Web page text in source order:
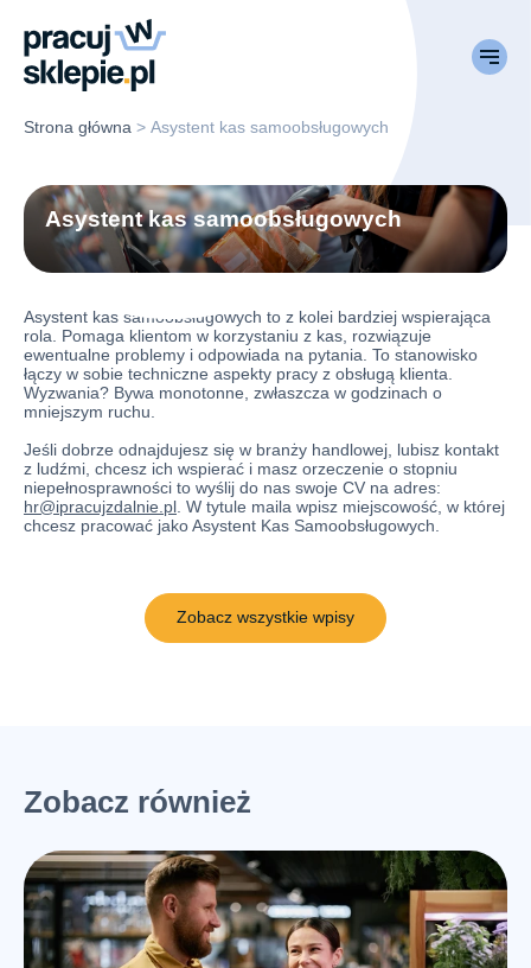
Strona główna > Asystent kas samoobsługowych
Asystent kas samoobsługowych
Asystent kas samoobsługowych to z kolei bardziej wspierająca
rola. Pomaga klientom w korzystaniu z kas, rozwiązuje
ewentualne problemy i odpowiada na pytania. To stanowisko
łączy w sobie techniczne aspekty pracy z obsługą klienta.
Wyzwania? Bywa monotonne, zwłaszcza w godzinach o
mniejszym ruchu.
Jeśli dobrze odnajdujesz się w branży handlowej, lubisz kontakt
z ludźmi, chcesz ich wspierać i masz orzeczenie o stopniu
niepełnosprawności to wyślij do nas swoje CV na adres:
hr@ipracujzdalnie.pl . W tytule maila wpisz miejscowość, w której
chcesz pracować jako Asystent Kas Samoobsługowych.
Zobacz wszystkie wpisy
Zobacz również